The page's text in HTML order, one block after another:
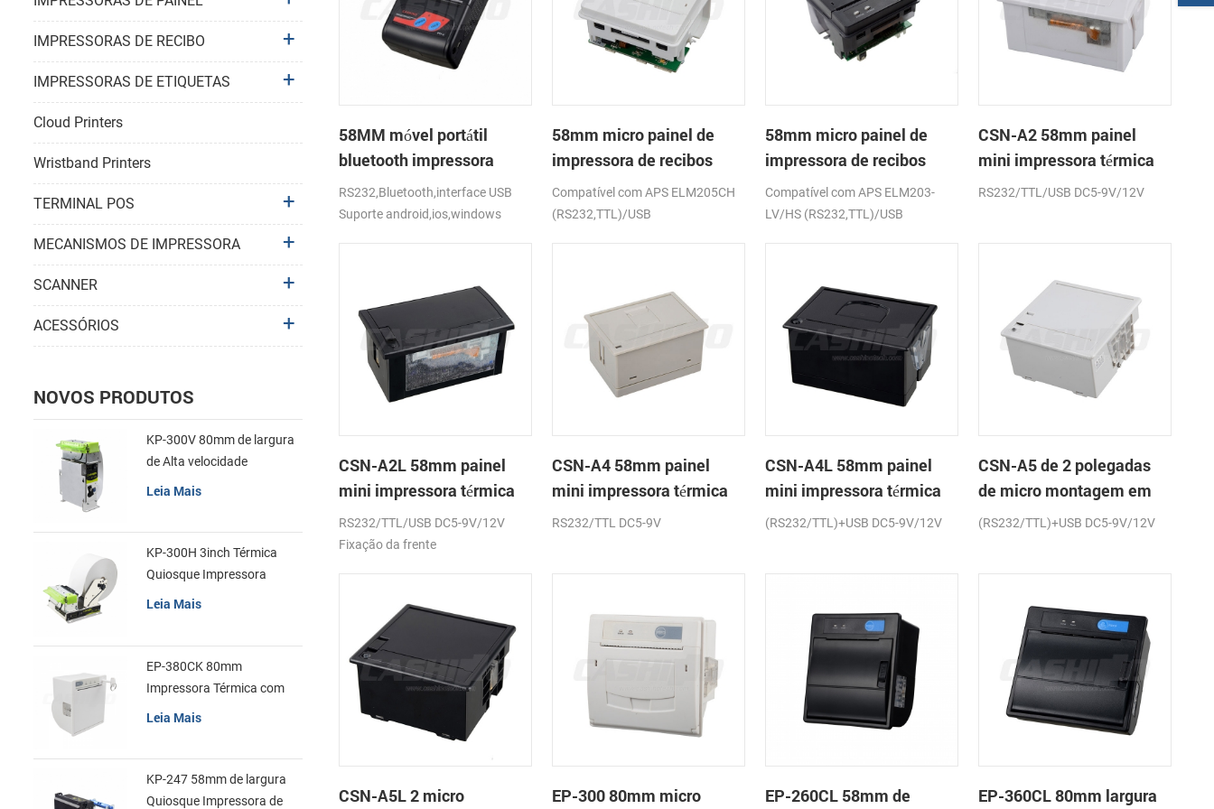
58MM móvel portátil
bluetooth impressora
térmica PTP-II
RS232,Bluetooth,interface USB
Suporte android,ios,windows
58mm micro painel de
impressora de recibos
térmica CSN-A1
Compatível com APS ELM205CH
(RS232,TTL)/USB
58mm micro painel de
impressora de recibos
térmica CSN-A1K
Compatível com APS ELM203-
LV/HS (RS232,TTL)/USB
CSN-A2 58mm painel
mini impressora térmica
de recibos
RS232/TTL/USB DC5-9V/12V
CSN-A2L 58mm painel
mini impressora térmica
de recibos
RS232/TTL/USB DC5-9V/12V
Fixação da frente
CSN-A4 58mm painel
mini impressora térmica
de recibos
RS232/TTL DC5-9V
CSN-A4L 58mm painel
mini impressora térmica
de recibos
(RS232/TTL)+USB DC5-9V/12V
CSN-A5 de 2 polegadas
de micro montagem em
painel impressora térmica
(RS232/TTL)+USB DC5-9V/12V
CSN-A5L 2 micro
EP-300 80mm micro
EP-260CL 58mm de
EP-360CL 80mm largura
IMPRESSORAS DE RECIBO
IMPRESSORAS DE ETIQUETAS
Cloud Printers
Wristband Printers
TERMINAL POS
MECANISMOS DE IMPRESSORA
SCANNER
ACESSÓRIOS
NOVOS PRODUTOS
KP-300V 80mm de largura
de Alta velocidade
Quiosque Impressora
Leia Mais
KP-300H 3inch Térmica
Quiosque Impressora
Módulo de
Leia Mais
EP-380CK 80mm
Impressora Térmica com
Tampa de Bloqueio
Leia Mais
KP-247 58mm de largura
Quiosque Impressora de